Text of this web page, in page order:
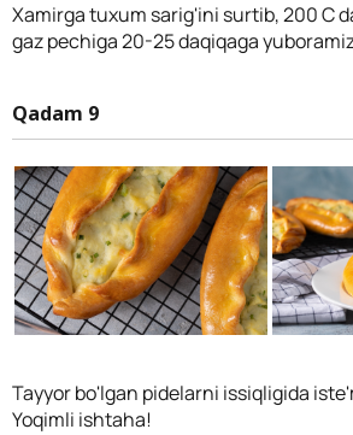
Xamirga tuxum sarig'ini surtib, 200 C
gaz pechiga 20-25 daqiqaga
Qadam 9
Tayyor bo'lgan pidelarni issiqligida
Yoqimli ishtaha!